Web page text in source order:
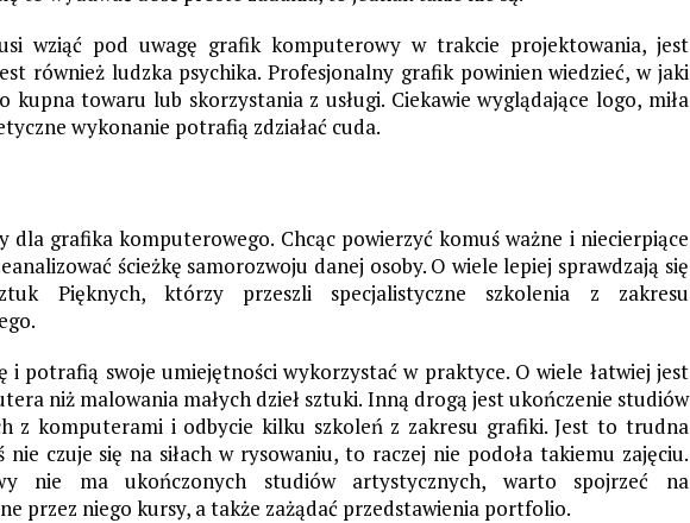
wziąć pod uwagę grafik komputerowy w trakcie projektowania, jest
również ludzka psychika. Profesjonalny grafik powinien wiedzieć, w jaki
kupna towaru lub skorzystania z usługi. Ciekawie wyglądające logo, miła
wykonanie potrafią zdziałać cuda.
dla grafika komputerowego. Chcąc powierzyć komuś ważne i niecierpiące
ścieżkę samorozwoju danej osoby. O wiele lepiej sprawdzają się
Pięknych, którzy przeszli specjalistyczne szkolenia z zakresu
i potrafią swoje umiejętności wykorzystać w praktyce. O wiele łatwiej jest
niż malowania małych dzieł sztuki. Inną drogą jest ukończenie studiów
z komputerami i odbycie kilku szkoleń z zakresu grafiki. Jest to trudna
czuje się na siłach w rysowaniu, to raczej nie podoła takiemu zajęciu.
nie ma ukończonych studiów artystycznych, warto spojrzeć na
przez niego kursy, a także zażądać przedstawienia portfolio.